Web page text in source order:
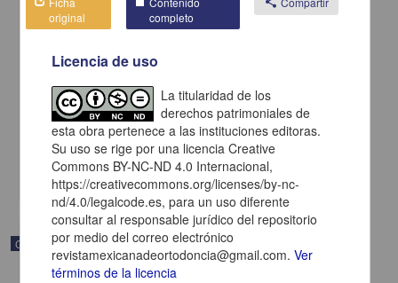
una fotografía
Pitman, H. C.
[sin fecha]
Multidisciplina
Correspondencia postal
original
completo
Licencia de uso
La titularidad de los
derechos patrimoniales de
esta obra pertenece a las instituciones editoras.
Su uso se rige por una licencia Creative
Commons BY-NC-ND 4.0 Internacional,
https://creativecommons.org/licenses/by-nc-
nd/4.0/legalcode.es, para un uso diferente
consultar al responsable jurídico del repositorio
por medio del correo electrónico
revistamexicanadeortodoncia@gmail.com.Ver
términos de la licencia